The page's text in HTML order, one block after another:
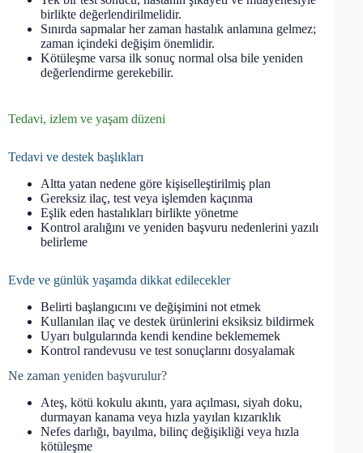
birlikte değerlendirilmelidir.
Sınırda sapmalar her zaman hastalık anlamına gelmez;
zaman içindeki değişim önemlidir.
Kötüleşme varsa ilk sonuç normal olsa bile yeniden
değerlendirme gerekebilir.
Tedavi, izlem ve yaşam düzeni
Tedavi ve destek başlıkları
Altta yatan nedene göre kişiselleştirilmiş plan
Gereksiz ilaç, test veya işlemden kaçınma
Eşlik eden hastalıkları birlikte yönetme
Kontrol aralığını ve yeniden başvuru nedenlerini yazılı
belirleme
Evde ve günlük yaşamda dikkat edilecekler
Belirti başlangıcını ve değişimini not etmek
Kullanılan ilaç ve destek ürünlerini eksiksiz bildirmek
Uyarı bulgularında kendi kendine beklememek
Kontrol randevusu ve test sonuçlarını dosyalamak
Ne zaman yeniden başvurulur?
Ateş, kötü kokulu akıntı, yara açılması, siyah doku,
durmayan kanama veya hızla yayılan kızarıklık
Nefes darlığı, bayılma, bilinç değişikliği veya hızla
kötüleşme